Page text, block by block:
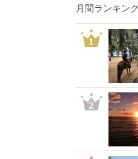
月間ランキン
1
2